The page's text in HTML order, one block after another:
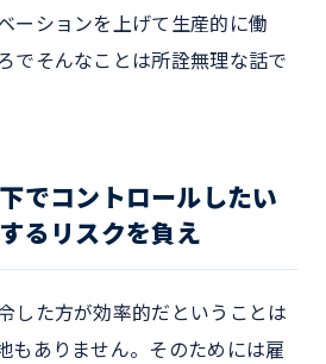
ーションを上げて生産的に働
でそんなことは所詮無理な話で
でコントロールしたい
るリスクを負え
した方が効率的だということは
もありません。そのためには雇